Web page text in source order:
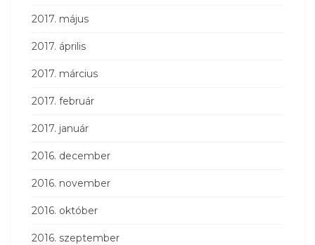
2017. május
2017. április
2017. március
2017. február
2017. január
2016. december
2016. november
2016. október
2016. szeptember